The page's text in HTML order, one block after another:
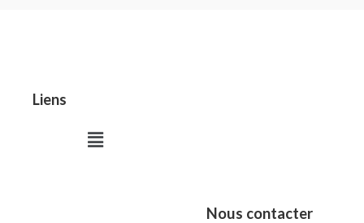
Liens
Menu
Nous contacter